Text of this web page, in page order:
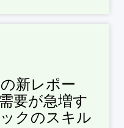
新レポー
要が急増す
クのスキル